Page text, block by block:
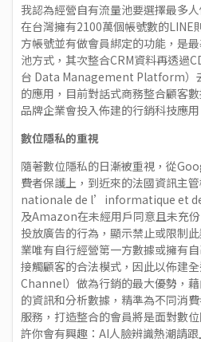
我認為經營自有流量池要選擇最多
在台灣擁有2100萬個帳號數的LINE
方帳號並有做會員綁定的功能，是
池方式，其次整合CRM資料再透過
台 Data Management Platform）
的應用，目前對話式商務整合顧客
品牌企業會投入佈建的行銷科技應用
數位隱私的重視
隨著數位隱私的日漸被重視，從
費者保護上，到近來的法國資訊主
nationale de l’informatique et
及Amazon在未經用戶同意且未充
投放廣告的行為，顯示禁止或限制
業唯有自行經營第一方數據或擁有
接觸顧客的合法模式，因此以佈建
Channel）做為行銷的最大優勢，
的資訊和分析數據，精準為不同消
服務，打造整合的會員將是面對數
許你會有興趣： AI人臉辨識熱潮請